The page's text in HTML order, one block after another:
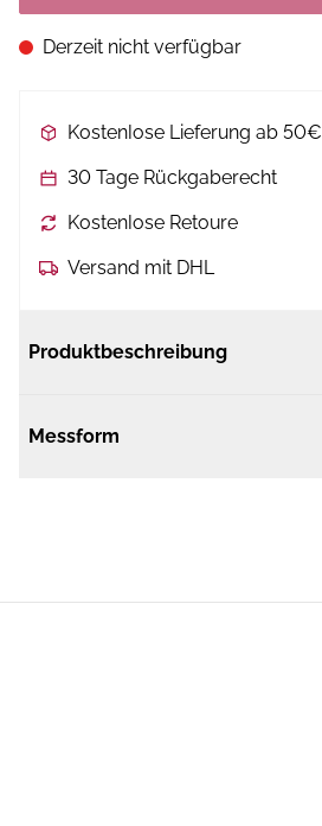
Derzeit nicht verfügbar
Kostenlose Lieferung ab 50€
30 Tage Rückgaberecht
Kostenlose Retoure
Versand mit DHL
Produktbeschreibung
Messform